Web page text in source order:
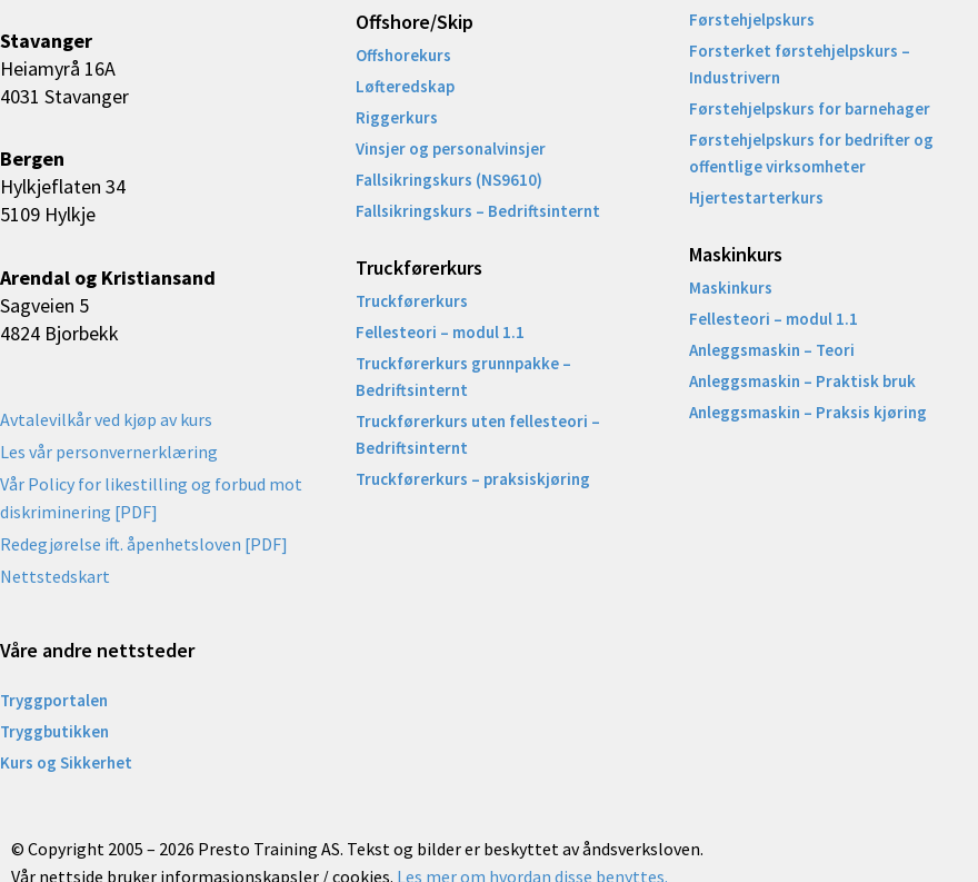
Stavanger
Heiamyrå 16A
4031 Stavanger
Bergen
Hylkjeflaten 34
5109 Hylkje
Arendal og Kristiansand
Sagveien 5
4824 Bjorbekk
Avtalevilkår ved kjøp av kurs
Les vår personvernerklæring
Vår Policy for likestilling og forbud mot
diskriminering [PDF]
Redegjørelse ift. åpenhetsloven [PDF]
Nettstedskart
Våre andre nettsteder
Tryggportalen
Tryggbutikken
Kurs og Sikkerhet
Offshore/Skip​
Offshorekurs
Løfteredskap
Riggerkurs
Vinsjer og personalvinsjer
Fallsikringskurs (NS9610)
Fallsikringskurs – Bedriftsinternt
Truckførerkurs
Truckførerkurs
Fellesteori – modul 1.1
Truckførerkurs grunnpakke –
Bedriftsinternt
Truckførerkurs uten fellesteori –
Bedriftsinternt
Truckførerkurs – praksiskjøring
Førstehjelpskurs
Forsterket førstehjelpskurs –
Industrivern
Førstehjelpskurs for barnehager
Førstehjelpskurs for bedrifter og
offentlige virksomheter
Hjertestarterkurs
Maskinkurs
Maskinkurs
Fellesteori – modul 1.1
Anleggsmaskin – Teori
Anleggsmaskin – Praktisk bruk
Anleggsmaskin – Praksis kjøring
© Copyright 2005 – 2026 Presto Training AS. Tekst og bilder er beskyttet av åndsverksloven.
Vår nettside bruker informasjonskapsler / cookies. Les mer om hvordan disse benyttes.